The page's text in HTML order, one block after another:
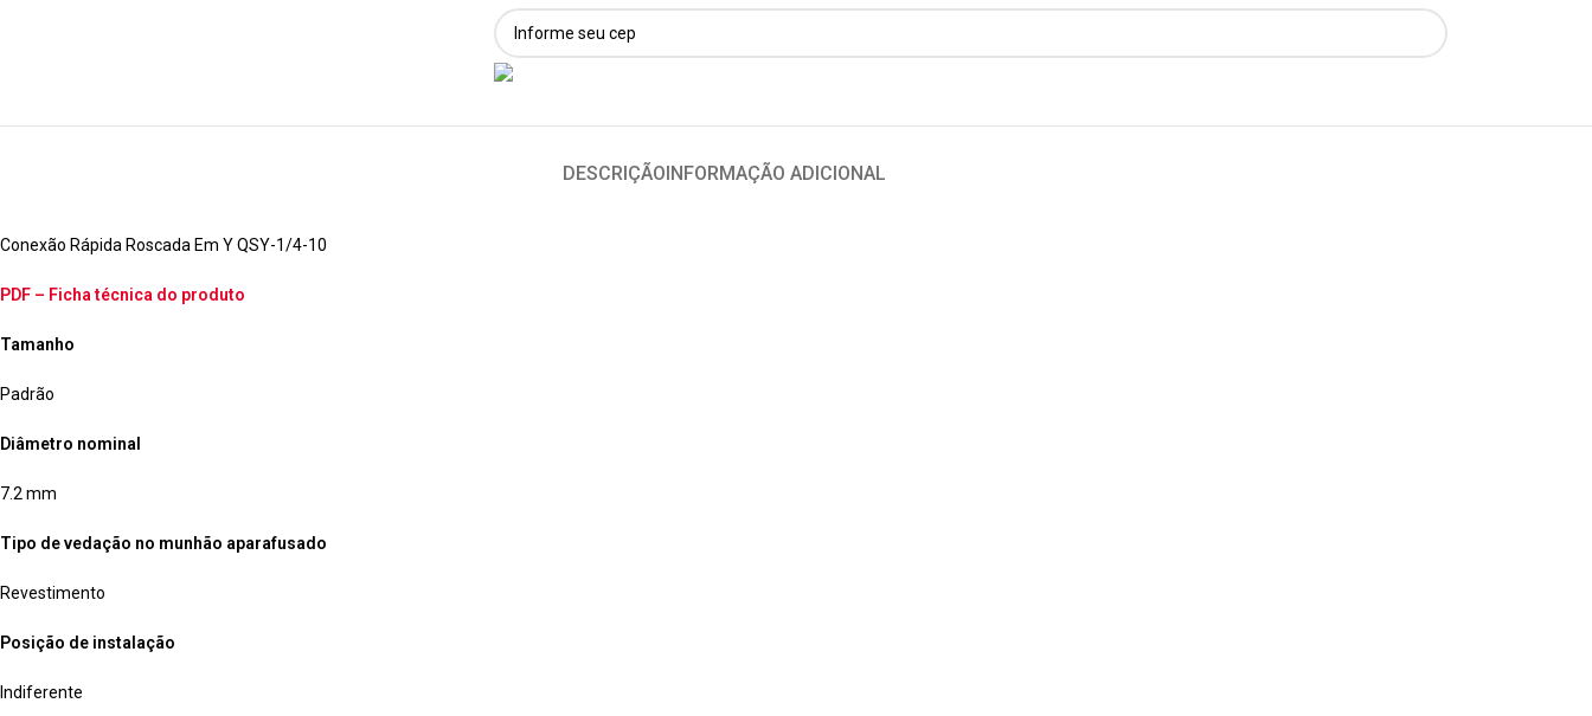
DESCRIÇÃOINFORMAÇÃO ADICIONAL
Conexão Rápida Roscada Em Y QSY-1/4-10
PDF – Ficha técnica do produto
Tamanho
Padrão
Diâmetro nominal
7.2 mm
Tipo de vedação no munhão aparafusado
Revestimento
Posição de instalação
Indiferente